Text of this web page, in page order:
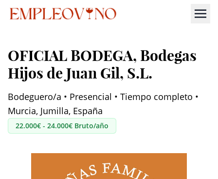
OFICIAL BODEGA, Bodegas
Hijos de Juan Gil, S.L.
Bodeguero/a • Presencial • Tiempo completo •
Murcia, Jumilla, España
22.000€ - 24.000€ Bruto/año